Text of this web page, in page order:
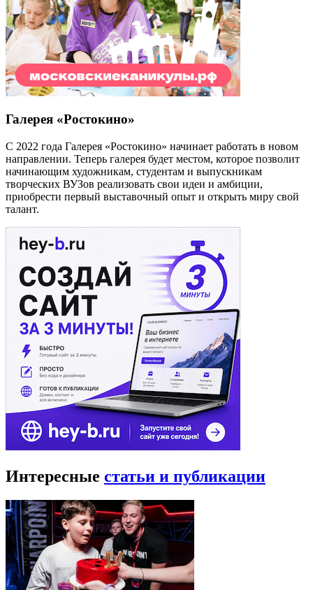
Галерея «Ростокино»
С 2022 года Галерея «Ростокино» начинает работать в новом
направлении. Теперь галерея будет местом, которое позволит
начинающим художникам, студентам и выпускникам
творческих ВУЗов реализовать свои идеи и амбиции,
приобрести первый выставочный опыт и открыть миру свой
талант.
Интересные статьи и публикации